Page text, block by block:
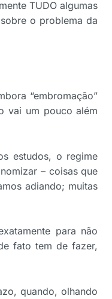
TUDO algumas
o problema da
“embromação”
vai um pouco além
estudos, o regime
– coisas que
adiando; muitas
para não
fato tem de fazer,
quando, olhando